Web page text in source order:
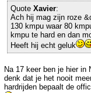
Quote Xavier:
Ach hij mag zijn roze
130 kmpu waar 80
kmpu te hard en dan
Heeft hij echt geluk
Na 17 keer ben je hier in
denk dat je het nooit
hardrijden bepaalt de